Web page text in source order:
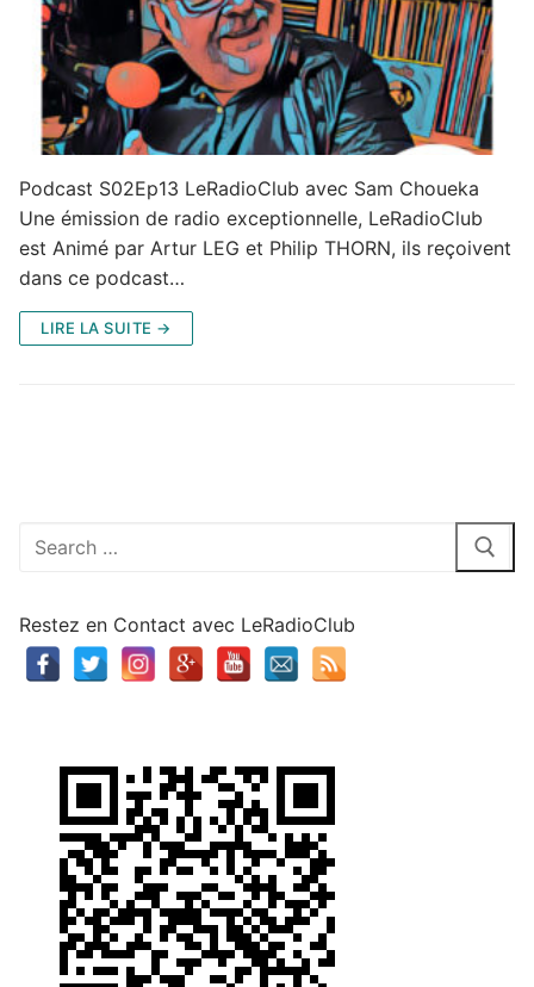
Podcast S02Ep13 LeRadioClub avec Sam Choueka
Une émission de radio exceptionnelle, LeRadioClub
est Animé par Artur LEG et Philip THORN, ils reçoivent
dans ce podcast…
LIRE LA SUITE →
Rechercher
Restez en Contact avec LeRadioClub